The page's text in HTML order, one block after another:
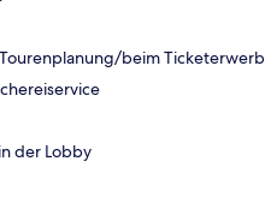
beim Ticketerwerb
der Lobby